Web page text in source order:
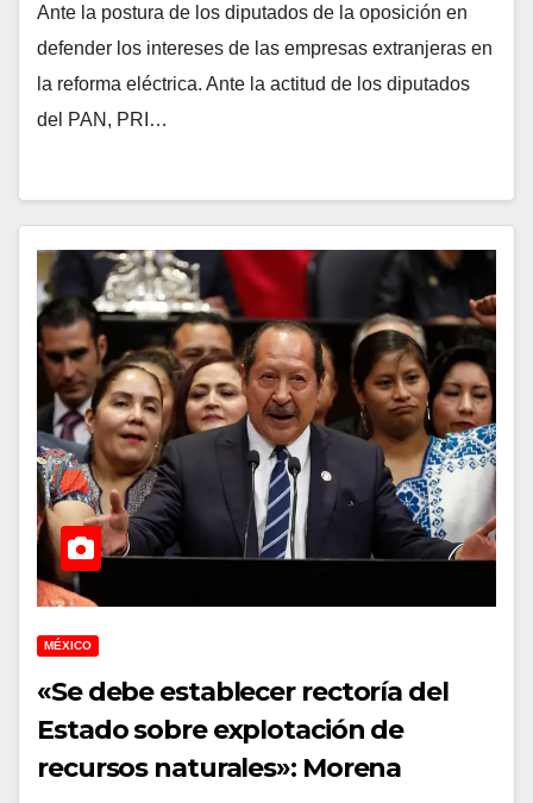
Ante la postura de los diputados de la oposición en
defender los intereses de las empresas extranjeras en
la reforma eléctrica. Ante la actitud de los diputados
del PAN, PRI…
MÉXICO
«Se debe establecer rectoría del
Estado sobre explotación de
recursos naturales»: Morena